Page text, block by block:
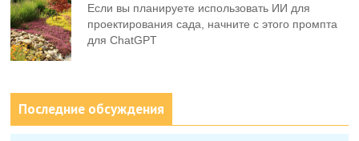
Если вы планируете использовать ИИ для
проектирования сада, начните с этого промпта
для ChatGPT
Последние обсуждения